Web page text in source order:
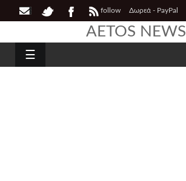
follow Δωρεά - PayPal
AETOS NEWS
☰